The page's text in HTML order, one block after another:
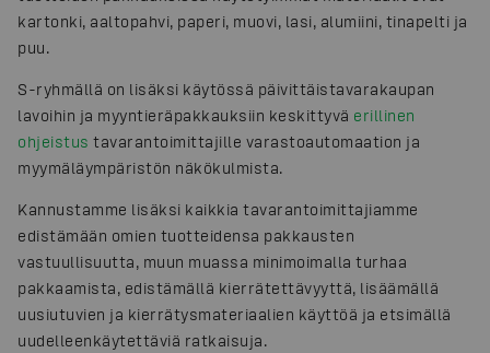
kartonki, aaltopahvi, paperi, muovi, lasi, alumiini, tinapelti ja
puu.
S-ryhmällä on lisäksi käytössä päivittäistavarakaupan
lavoihin ja myyntieräpakkauksiin keskittyvä erillinen
ohjeistus tavarantoimittajille varastoautomaation ja
myymäläympäristön näkökulmista.
Kannustamme lisäksi kaikkia tavarantoimittajiamme
edistämään omien tuotteidensa pakkausten
vastuullisuutta, muun muassa minimoimalla turhaa
pakkaamista, edistämällä kierrätettävyyttä, lisäämällä
uusiutuvien ja kierrätysmateriaalien käyttöä ja etsimällä
uudelleenkäytettäviä ratkaisuja.